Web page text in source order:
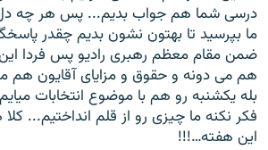
درسی شما هم جواب بدیم... پس هر چه دل
ما بپرسید تا بهتون نشون بدیم چقدر
ضمن مقام معظم رهبری رادیو پس فردا
هم می دونه و حقوق و مزایای آقایون هم
بله یکشنبه رو هم با موضوع انتخابات
فکر نکنه ما چیزی رو از قلم انداختیم...
این هفته…!!!